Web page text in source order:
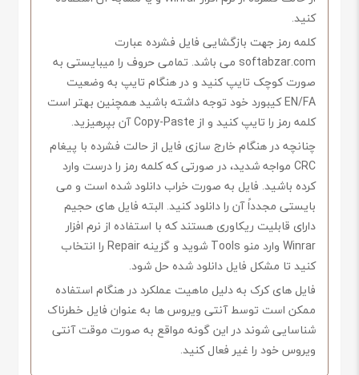
کنید.
کلمه رمز جهت بازگشایی فایل فشرده عبارت
softabzar.com می باشد. تمامی حروف را میبایستی به
صورت کوچک تایپ کنید و در هنگام تایپ به وضعیت
EN/FA کیبورد خود توجه داشته باشید همچنین بهتر است
کلمه رمز را تایپ کنید و از Copy-Paste آن بپرهیزید.
چنانچه در هنگام خارج سازی فایل از حالت فشرده با پیغام
CRC مواجه شدید، در صورتی که کلمه رمز را درست وارد
کرده باشید. فایل به صورت خراب دانلود شده است و می
بایستی مجدداً آن را دانلود کنید. البته فایل های حجیم
دارای قابلیت ریکاوری هستند که با استفاده از نرم افزار
Winrar وارد منو Tools شوید و گزینه Repair را انتخاب
کنید تا مشکل فایل دانلود شده حل شود.
فایل های کرک به دلیل ماهیت عملکرد در هنگام استفاده
ممکن است توسط آنتی ویروس ها به عنوان فایل خطرناک
شناسایی شوند در این گونه مواقع به صورت موقت آنتی
ویروس خود را غیر فعال کنید.